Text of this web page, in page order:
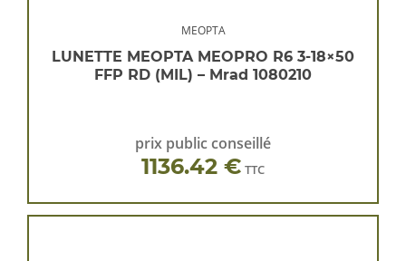
MEOPTA
LUNETTE MEOPTA MEOPRO R6 3-18×50
FFP RD (MIL) – Mrad 1080210
prix public conseillé
1136.42 € TTC